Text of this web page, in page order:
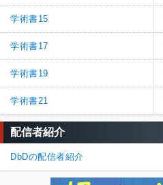
学術書15
学術書17
学術書19
学術書21
配信者紹介
DbDの配信者紹介